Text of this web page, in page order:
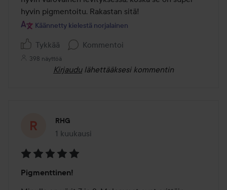
hyvin pigmentoitu. Rakastan sitä!
Käännetty kielestä norjalainen
Tykkää Kommentoi
398 näyttöä
Kirjaudu lähettääksesi kommentin
RHG
1 kuukausi
Viesti luotiin 1 kuukausi
5
Pigmenttinen!